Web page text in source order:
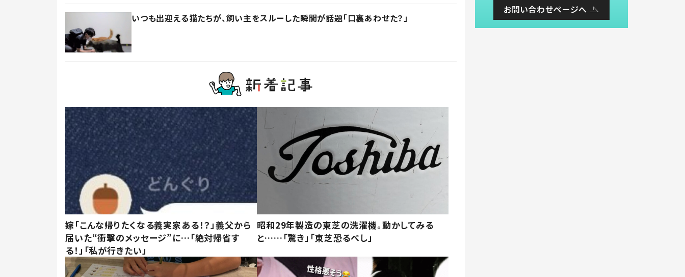
いつも出迎える猫たちが、飼い主をスルーした瞬間が話題「口裏あわせた？」
嫁「こんな帰りたくなる義実家ある！？」義父から
届いた“衝撃のメッセージ”に…「絶対帰省す
る！」「私が行きたい」
昭和29年製造の東芝の洗濯機。動かしてみる
と……「驚き」「東芝恐るべし」
お問い合わせページへ